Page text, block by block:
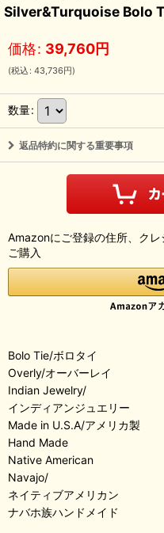
Silver&Turquoise Bolo
価格: 39,760円
(税込 : 43,736円)
数量:
返品特約に関する重要事項
Amazonにご登録の住所、ク
ご購入
Bolo Tie/ボロタイ
Overly/オーバーレイ
Indian Jewelry/
インディアンジュエリー
Made in U.S.A/アメリカ製
Hand Made
Native American
Navajo/
ネイティブアメリカン
ナバホ族ハンドメイド